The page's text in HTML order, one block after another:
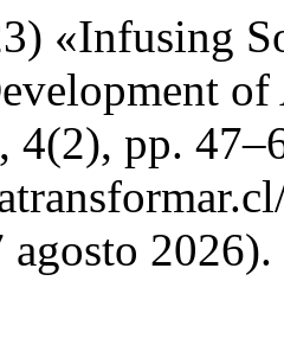
«Infusing
, 4(2), pp.
2026).